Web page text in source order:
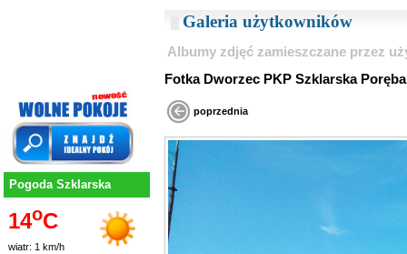
Pogoda Szklarska
14oC
wiatr: 1 km/h
Galeria użytkowników
Albumy zdjęć zamieszczane przez
Fotka Dworzec PKP Szklarska
poprzednia